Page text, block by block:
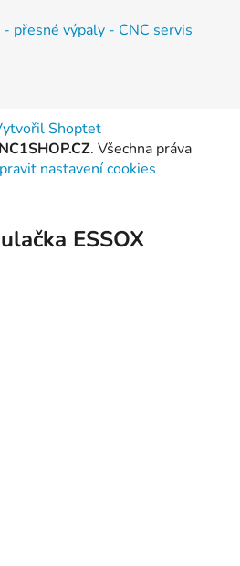
- přesné výpaly - CNC servis
Shoptet
. Všechna práva
nastavení cookies
ESSOX